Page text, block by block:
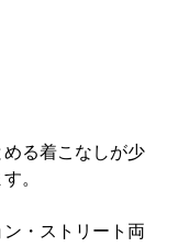
る着こなしが少
。
・ストリート両